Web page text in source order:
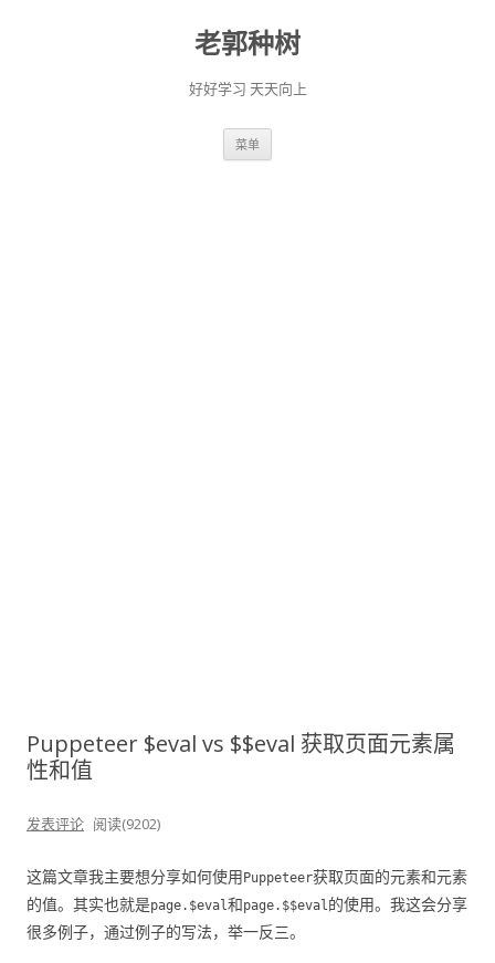
老郭种树
好好学习 天天向上
菜单
Puppeteer $eval vs $$eval 获取页面元素属
性和值
发表评论 阅读(9202)
这篇文章我主要想分享如何使用 Puppeteer获取页面的元素和元素
的值。其实也就是page.$eval和page.$$eval的使用。我这会分享
很多例子，通过例子的写法，举一反三。